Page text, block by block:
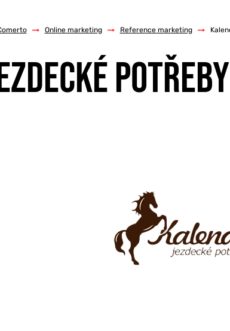
/ Online marketing / Reference marketing /